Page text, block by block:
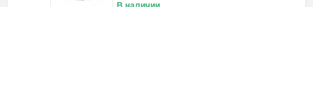
В наличии